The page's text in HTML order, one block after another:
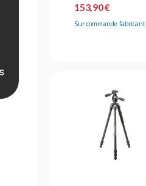
153,90 €
Sur commande fabricant